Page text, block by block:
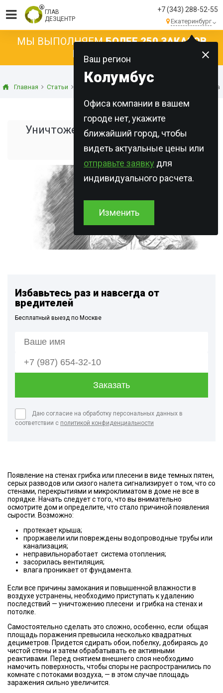
ГЛАВ
ДЕЗЦЕНТР
+7 (343) 288-52-55
Екатеринбург
Ваш регион
Колумбус
Офиса компании в вашем
городе нет, укажите
ближайший город, чтобы
видеть актуальные цены или
отправьте заявку для
индивидуального расчета.
Изменить
МЫ ВЫПОЛНЯЕМБОЛЕЕ 250 ЗАКАЗОВ
КАЖДЫЙ ДЕНЬ!
Главная Статьи Дезинфекция Уничтожение плесени и
Уничтожение плесени и грибка в
квартире
Избавьтесь раз и навсегда от
вредителей
Бесплатный выезд по Москве
Даю согласие на обработку персональных данных в
соответствии с политикой конфиденциальности
Появление на стенах грибка или плесени в виде темных пятен,
серых разводов или сизого налета сигнализирует о том, что со
стенами, перекрытиями и микроклиматом в доме не все в
порядке. Начать следует с того, что вы внимательно
осмотрите дом и определите, что стало причиной появления
сырости. Возможно:
протекает крыша;
проржавели или повреждены водопроводные трубы или
канализация;
неправильноработает система отопления;
засорилась вентиляция;
влага проникает от фундамента.
Если все причины замокания и повышенной влажности в
воздухе устранены, необходимо приступать к удалению
последствий — уничтожению плесени и грибка на стенах и
потолке.
Самостоятельно сделать это сложно, особенно, если общая
площадь поражения превысила несколько квадратных
дециметров. Придется сдирать обои, побелку, добираясь до
чистой стены и затем обрабатывать ее активными
реактивами. Перед снятием внешнего слоя необходимо
намочить поверхность, чтобы споры не распространились по
комнате с потоками воздуха, — в этом случае площадь
заражения сильно увеличится.